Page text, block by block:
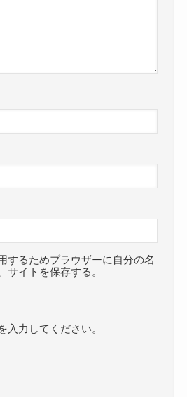
するためブラウザーに自分の名
サイトを保存する。
入力してください。